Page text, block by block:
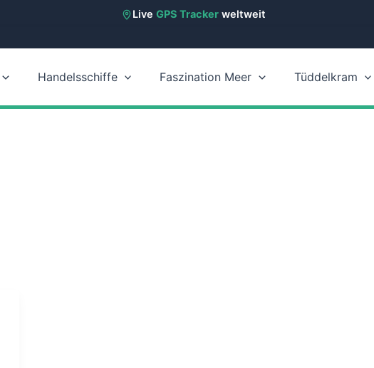
Live GPS Trackerweltweit
Handelsschiffe Faszination Meer Tüddelkram